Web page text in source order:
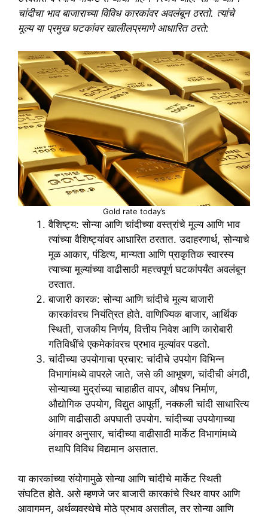
चांदीचा भाव बाजाराच्या विविध कारकांवर अवलंबून ठरतो. त्यांचे
मूल्य या प्रमुख घटकांवर खालीलप्रमाणे आधारित ठरते:
Gold rate today’s
वैशिष्ट्य: सोन्या आणि चांदीच्या वस्त्रांचे मूल्य आणि भाव
त्यांच्या वैशिष्ट्यांवर आधारित ठरतात. उदाहरणार्थ, सोन्याचे
मूळ आकार, पंडित्य, मान्यता आणि प्राकृतिक स्वारस्य
त्याच्या मूल्यांच्या वाढीसाठी महत्त्वपूर्ण घटकांपर्यंत अवलंबून
ठरतात.
बाजारी कारक: सोन्या आणि चांदीचे मूल्य बाजारी
कारकांवरच नियंत्रित होते. वाणिज्यिक बाजार, आर्थिक
स्थिती, राजकीय निर्णय, वित्तीय निवेश आणि कारोबारी
गतिविधींचे एकमेकांवरच प्रभाव मूल्यांवर पडतो.
चांदीच्या उपयोगाचा प्रचार: चांदीचे उपयोग विभिन्न
विभागांमध्ये वापरले जाते, जसे की आभूषण, चांदीची अंगठी,
सोन्याच्या मुद्रांच्या चाहाहीत वापर, औषध निर्माण,
औद्योगिक उपयोग, विद्युत आपूर्ती, नक्कली चांदी साधारित्य
आणि वाढीसाठी अपघाती उपयोग. चांदीच्या उपयोगाच्या
अंगावर अनुसार, चांदीच्या वाढीसाठी मार्केट विभागांमध्ये
तथापि विविध विद्यमान असतात.
या कारकांच्या संयोगामुळे सोन्या आणि चांदीचे मार्केट स्थिती
संघटित होते. असे म्हणजे जर बाजारी कारकांचे स्थिर वापर आणि
आवागमन, अर्थव्यवस्थेचे मोठे प्रभाव असतील, तर सोन्या आणि